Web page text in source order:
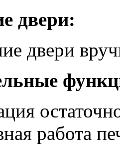
двери:
двери
работа